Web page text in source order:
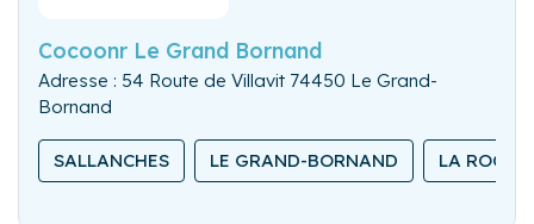
Cocoonr Le Grand Bornand
Adresse : 54 Route de Villavit 74450 Le Grand-
Bornand
SALLANCHES LE GRAND-BORNAND LA